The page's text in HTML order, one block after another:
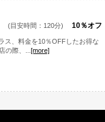
(目安時間：120分) 10％オフ
ス、料金を10％OFFしたお得な
際、... [more]